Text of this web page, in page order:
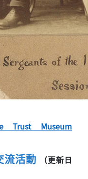
Trust Museum
流活動
（更新日